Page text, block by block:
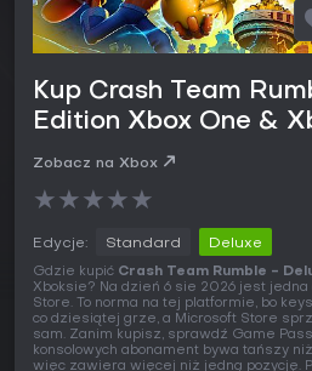
Kup Crash Team
Edition Xbox One &
Zobacz na Xbox
★★★★★
Edycje: Standard Deluxe
Gdzie kupić Crash Team Rumble -
Xboksie? Na dzień 6 sie 2026 jest jedna
Store. To norma na tej platformie, bo
co dziesiątej grze, a Microsoft Store
sam. Zanim kupisz, sprawdź Game
konsolowych abonament bywa tańszy
więc zawiera więcej niż jedną pozycję.